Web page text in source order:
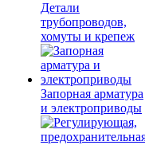
Детали
трубопроводов,
хомуты и крепеж
Запорная арматура
и электроприводы